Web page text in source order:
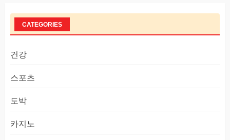
CATEGORIES
건강
스포츠
도박
카지노